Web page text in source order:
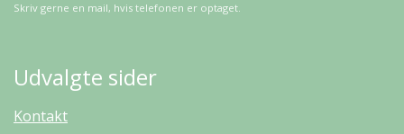
Skriv gerne en mail, hvis telefonen er optaget.
Udvalgte sider
Kontakt